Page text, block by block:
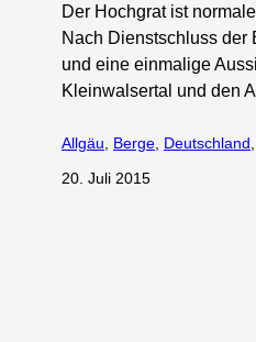
Der Hochgrat ist
Nach Dienstschluss der
und eine einmalige
Kleinwalsertal und den
Allgäu Berge Deutschland
20. Juli 2015